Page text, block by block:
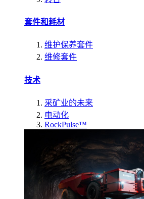
套件和耗材
维护保养套件
维修套件
技术
采矿业的未来
电动化
RockPulse™